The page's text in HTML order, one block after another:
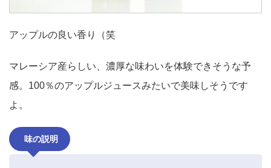
アップルの良い香り（笑
マレーシア産らしい、濃厚な味わいを体験できそうな予
感。100％のアップルジュースみたいで美味しそうです
よ。
味の説明